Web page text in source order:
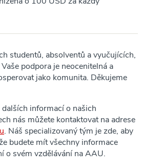
studentů, absolventů a vyučujících,
podpora je neocenitelná a
jako komunita. Děkujeme
informací o našich
nás můžete kontaktovat na adrese
. Náš specializovaný tým je zde, aby
budete mít všechny informace
o svém vzdělávání na AAU.